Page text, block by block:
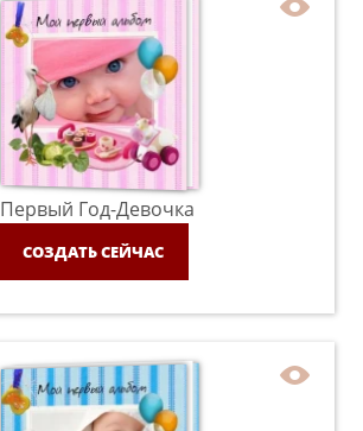
Первый Год-Девочка
СОЗДАТЬ СЕЙЧАС